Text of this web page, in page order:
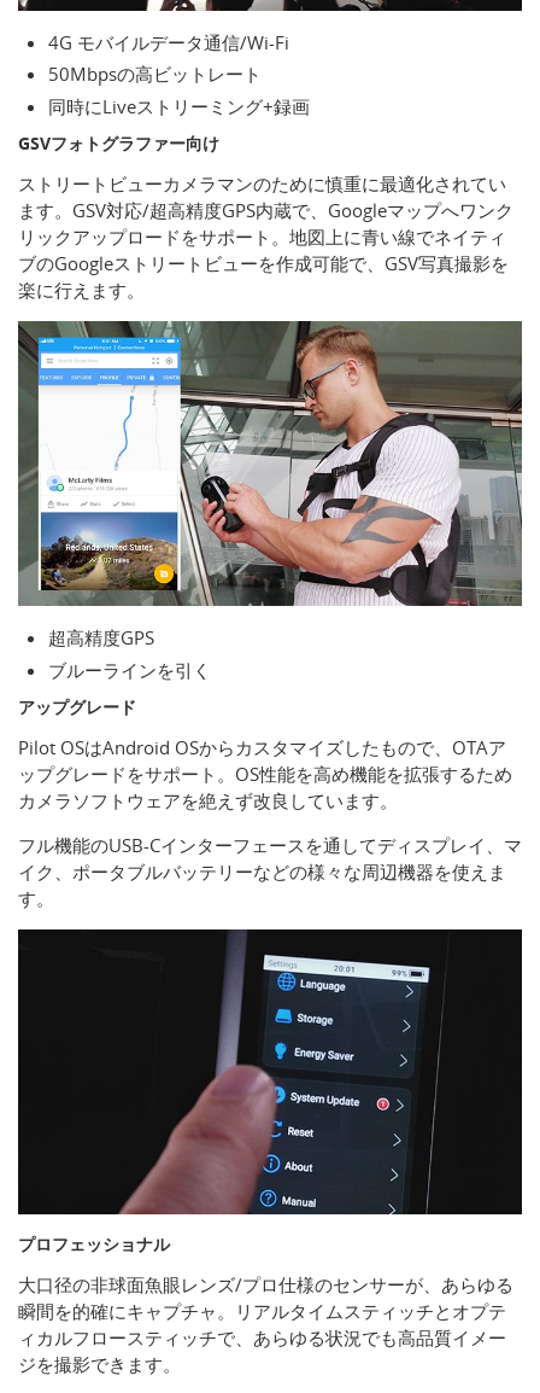
4G モバイルデータ通信/Wi-Fi
50Mbpsの高ビットレート
同時にLiveストリーミング+録画
GSVフォトグラファー向け
ストリートビューカメラマンのために慎重に最適化されてい
ます。GSV対応/超高精度GPS内蔵で、Googleマップへワンク
リックアップロードをサポート。地図上に青い線でネイティ
ブのGoogleストリートビューを作成可能で、GSV写真撮影を
楽に行えます。
超高精度GPS
ブルーラインを引く
アップグレード
Pilot OSはAndroid OSからカスタマイズしたもので、OTAア
ップグレードをサポート。OS性能を高め機能を拡張するため
カメラソフトウェアを絶えず改良しています。
フル機能のUSB-Cインターフェースを通してディスプレイ、マ
イク、ポータブルバッテリーなどの様々な周辺機器を使えま
す。
プロフェッショナル
大口径の非球面魚眼レンズ/プロ仕様のセンサーが、あらゆる
瞬間を的確にキャプチャ。リアルタイムスティッチとオプテ
ィカルフロースティッチで、あらゆる状況でも高品質イメー
ジを撮影できます。